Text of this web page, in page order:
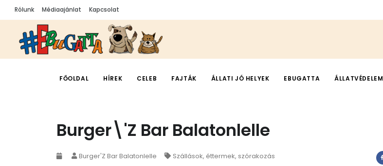
Rólunk Médiaajánlat Kapcsolat
FŐOLDAL HÍREK CELEB FAJTÁK ÁLLATI JÓ HELYEK EBUGATTA ÁLLATVÉDELEM
Burger\'Z Bar Balatonlelle
Burger'Z Bar Balatonlelle Szállások, éttermek, szórakozás